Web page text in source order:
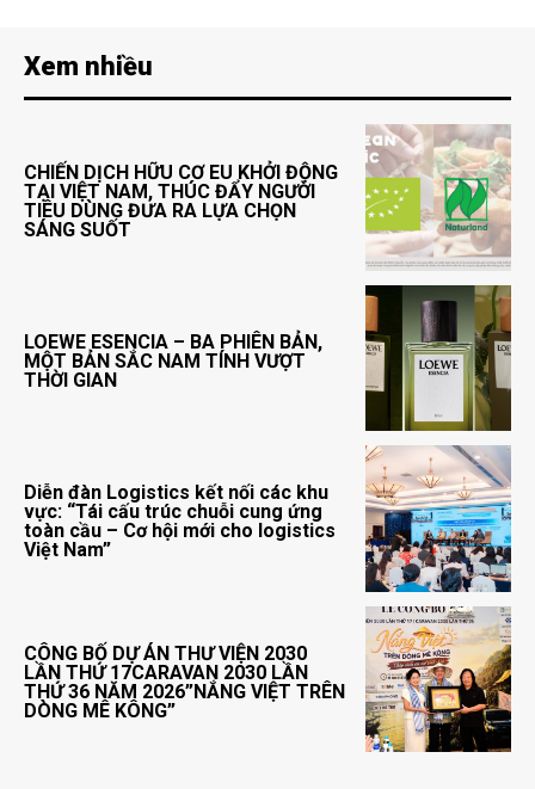
Xem nhiều
CHIẾN DỊCH HỮU CƠ EU KHỞI ĐỘNG
TẠI VIỆT NAM, THÚC ĐẨY NGƯỜI
TIÊU DÙNG ĐƯA RA LỰA CHỌN
SÁNG SUỐT
LOEWE ESENCIA – BA PHIÊN BẢN,
MỘT BẢN SẮC NAM TÍNH VƯỢT
THỜI GIAN
Diễn đàn Logistics kết nối các khu
vực: “Tái cấu trúc chuỗi cung ứng
toàn cầu – Cơ hội mới cho logistics
Việt Nam”
CÔNG BỐ DỰ ÁN THƯ VIỆN 2030
LẦN THỨ 17CARAVAN 2030 LẦN
THỨ 36 NĂM 2026”NẮNG VIỆT TRÊN
DÒNG MÊ KÔNG”